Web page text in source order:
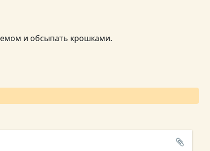
и обсыпать крошками.